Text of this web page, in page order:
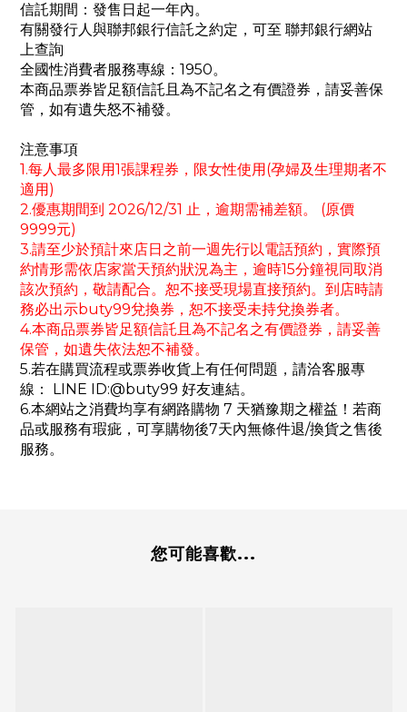
信託期間：發售日起一年內。
有關發行人與聯邦銀行信託之約定，可至 聯邦銀行網站
上查詢
全國性消費者服務專線：1950。
本商品票券皆足額信託且為不記名之有價證券，請妥善保
管，如有遺失怒不補發。
注意事項
1.每人最多限用1張課程券，限女性使用(孕婦及生理期者不
適用)
2.優惠期間到 2026/12/31 止，逾期需補差額。 (原價
9999元)
3.請至少於預計來店日之前一週先行以電話預約，實際預
約情形需依店家當天預約狀況為主，逾時15分鐘視同取消
該次預約，敬請配合。恕不接受現場直接預約。到店時請
務必出示buty99兌換券，恕不接受未持兌換券者。
4.本商品票券皆足額信託且為不記名之有價證券，請妥善
保管，如遺失依法恕不補發。
5.若在購買流程或票券收貨上有任何問題，請洽客服專
線： LINE ID:@buty99 好友連結。
6.本網站之消費均享有網路購物 7 天猶豫期之權益！若商
品或服務有瑕疵，可享購物後7天內無條件退/換貨之售後
服務。
您可能喜歡...